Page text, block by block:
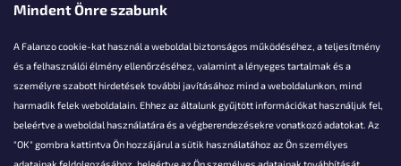
Mindent Önre szabunk
A Falanzo cookie-kat használ a weboldal biztonságos működéséhez, a teljesítmény
és a felhasználói élmény ellenőrzéséhez, valamint a lényeges tartalmak és a
személyre szabott hirdetések további javításához mind a weboldalunkon, mind
harmadik felek weboldalain. Ehhez az általunk gyűjtött információkat használjuk fel,
beleértve a weboldal használatára és a végberendezésekre vonatkozó adatokat. Az
"OK" gombra kattintva Ön hozzájárul a sütik használatához az Ön személyes
Akarsz kérdezni valamit?
info@falanzo.hu